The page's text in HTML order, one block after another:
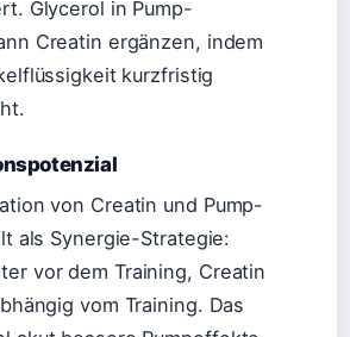
Glycerol in Pump-
Creatin ergänzen, indem
kurzfristig
von Creatin und Pump-
als Synergie-Strategie:
vor dem Training, Creatin
vom Training. Das